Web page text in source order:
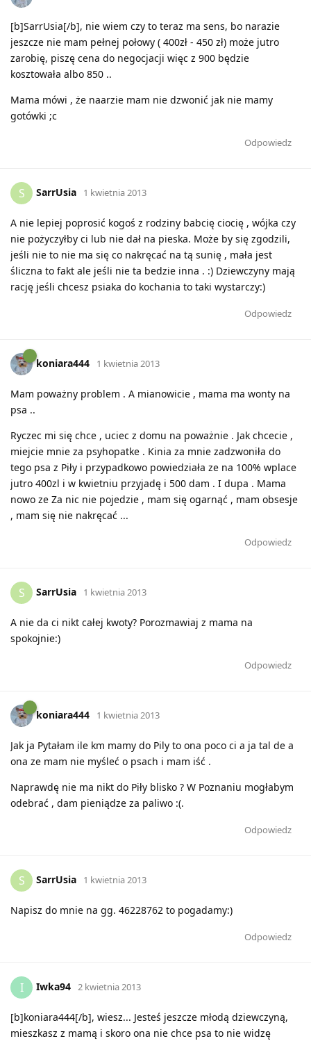
[b]SarrUsia[/b], nie wiem czy to teraz ma sens, bo narazie
jeszcze nie mam pełnej połowy ( 400zł - 450 zł) może jutro
zarobię, piszę cena do negocjacji więc z 900 będzie
kosztowała albo 850 ..
Mama mówi , że naarzie mam nie dzwonić jak nie mamy
gotówki ;c
Odpowiedz
S SarrUsia 1 kwietnia 2013
A nie lepiej poprosić kogoś z rodziny babcię ciocię , wójka czy
nie pożyczyłby ci lub nie dał na pieska. Może by się zgodzili,
jeśli nie to nie ma się co nakręcać na tą sunię , mała jest
śliczna to fakt ale jeśli nie ta bedzie inna . :) Dziewczyny mają
rację jeśli chcesz psiaka do kochania to taki wystarczy:)
Odpowiedz
koniara444 1 kwietnia 2013
Mam poważny problem . A mianowicie , mama ma wonty na
psa ..
Ryczec mi się chce , uciec z domu na poważnie . Jak chcecie ,
miejcie mnie za psyhopatke . Kinia za mnie zadzwoniła do
tego psa z Piły i przypadkowo powiedziała ze na 100% wplace
jutro 400zl i w kwietniu przyjadę i 500 dam . I dupa . Mama
nowo ze Za nic nie pojedzie , mam się ogarnąć , mam obsesje
, mam się nie nakręcać ...
Odpowiedz
S SarrUsia 1 kwietnia 2013
A nie da ci nikt całej kwoty? Porozmawiaj z mama na
spokojnie:)
Odpowiedz
koniara444 1 kwietnia 2013
Jak ja Pytałam ile km mamy do Pily to ona poco ci a ja tal de a
ona ze mam nie myśleć o psach i mam iść .
Naprawdę nie ma nikt do Piły blisko ? W Poznaniu mogłabym
odebrać , dam pieniądze za paliwo :(.
Odpowiedz
S SarrUsia 1 kwietnia 2013
Napisz do mnie na gg. 46228762 to pogadamy:)
Odpowiedz
I Iwka94 2 kwietnia 2013
[b]koniara444[/b], wiesz... Jesteś jeszcze młodą dziewczyną,
mieszkasz z mamą i skoro ona nie chce psa to nie widzę